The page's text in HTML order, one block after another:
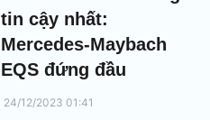
tin cậy nhất:
Mercedes-Maybach
EQS đứng đầu
24/12/2023 01:41